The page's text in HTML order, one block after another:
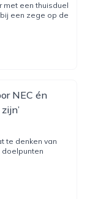
met een thuisduel
een zege op de
NEC én
te denken van
doelpunten